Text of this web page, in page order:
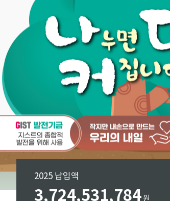
2025 납입액
3,724,531,784 원